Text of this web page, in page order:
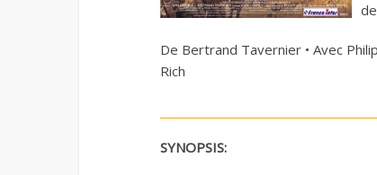
De Bertrand Tavernier • Avec
Rich
SYNOPSIS: